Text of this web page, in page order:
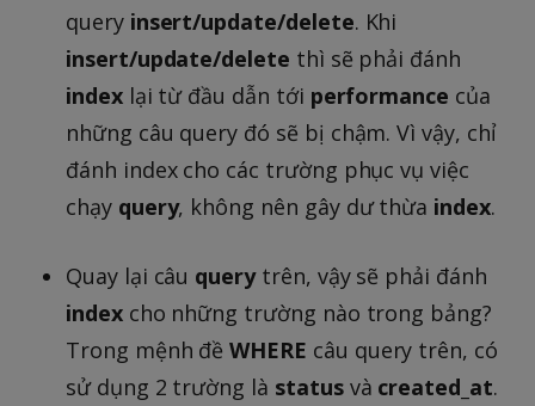
query insert/update/delete. Khi
insert/update/delete thì sẽ phải đánh
indexlại từ đầu dẫn tới performance của
những câu query đó sẽ bị chậm. Vì vậy, chỉ
đánh index cho các trường phục vụ việc
chạy query, không nên gây dư thừa index.
Quay lại câu querytrên, vậy sẽ phải đánh
indexcho những trường nào trong bảng?
Trong mệnh đềWHERE câu query trên, có
sử dụng 2 trường là statusvà created_at.